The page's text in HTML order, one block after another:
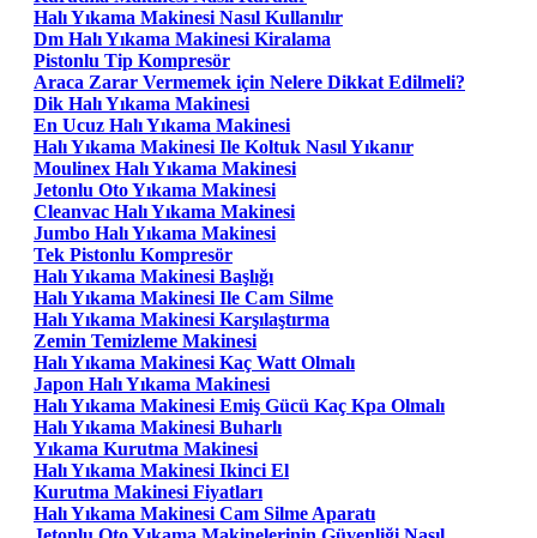
Halı Yıkama Makinesi Nasıl Kullanılır
Dm Halı Yıkama Makinesi Kiralama
Pistonlu Tip Kompresör
Araca Zarar Vermemek için Nelere Dikkat Edilmeli?
Dik Halı Yıkama Makinesi
En Ucuz Halı Yıkama Makinesi
Halı Yıkama Makinesi Ile Koltuk Nasıl Yıkanır
Moulinex Halı Yıkama Makinesi
Jetonlu Oto Yıkama Makinesi
Cleanvac Halı Yıkama Makinesi
Jumbo Halı Yıkama Makinesi
Tek Pistonlu Kompresör
Halı Yıkama Makinesi Başlığı
Halı Yıkama Makinesi Ile Cam Silme
Halı Yıkama Makinesi Karşılaştırma
Zemin Temizleme Makinesi
Halı Yıkama Makinesi Kaç Watt Olmalı
Japon Halı Yıkama Makinesi
Halı Yıkama Makinesi Emiş Gücü Kaç Kpa Olmalı
Halı Yıkama Makinesi Buharlı
Yıkama Kurutma Makinesi
Halı Yıkama Makinesi Ikinci El
Kurutma Makinesi Fiyatları
Halı Yıkama Makinesi Cam Silme Aparatı